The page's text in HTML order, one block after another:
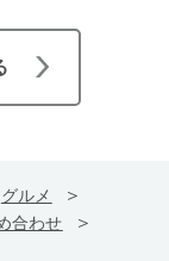
グルメ
合わせ